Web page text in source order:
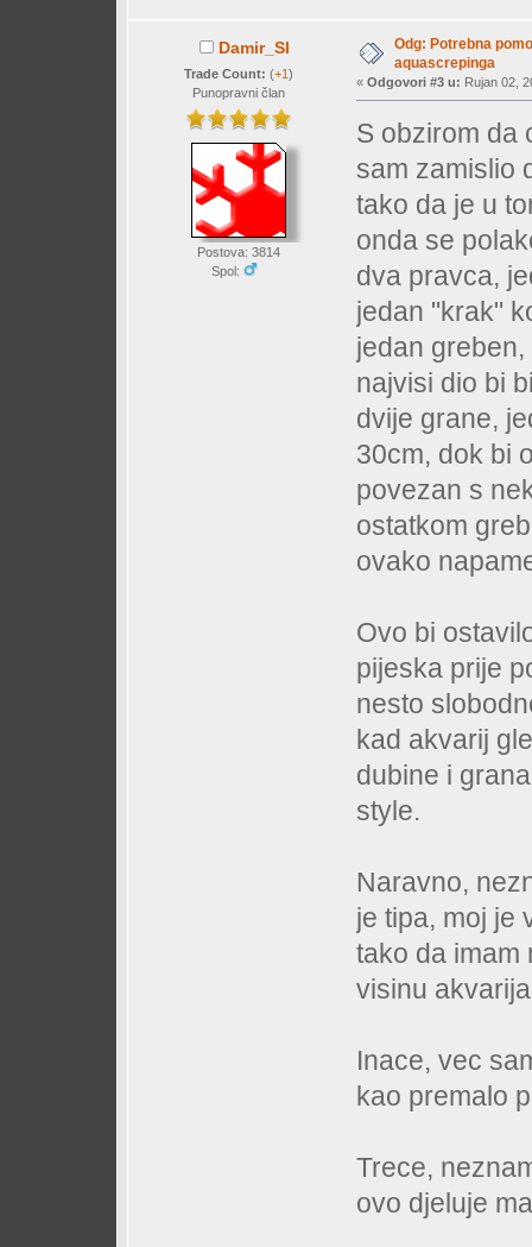
Damir_Sl
Trade Count: (+1)
Punopravni član
Postova: 3814
Spol:
Odg: Potrebna
aquascrepinga
« Odgovori #3 u: Rujan 02,
S obzirom da
sam zamislio
tako da je u
onda se
dva pravca,
jedan "krak"
jedan
najvisi dio bi
dvije grane,
30cm, dok bi
povezan s
ostatkom
ovako
Ovo bi
pijeska prije
nesto
kad akvarij
dubine i
style.
Naravno,
je tipa, moj je
tako da imam
visinu
Inace, vec
kao premalo
Trece,
ovo djeluje